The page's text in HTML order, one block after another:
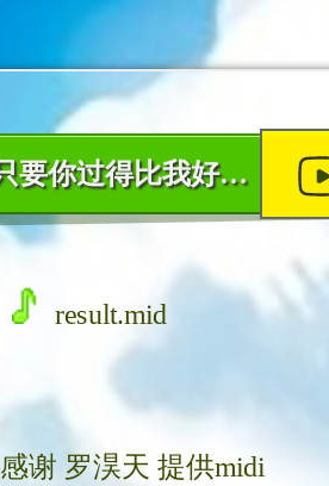
只要你过得比我好－钟镇涛（铃声版）
result.mid
感谢 罗淏天 提供midi